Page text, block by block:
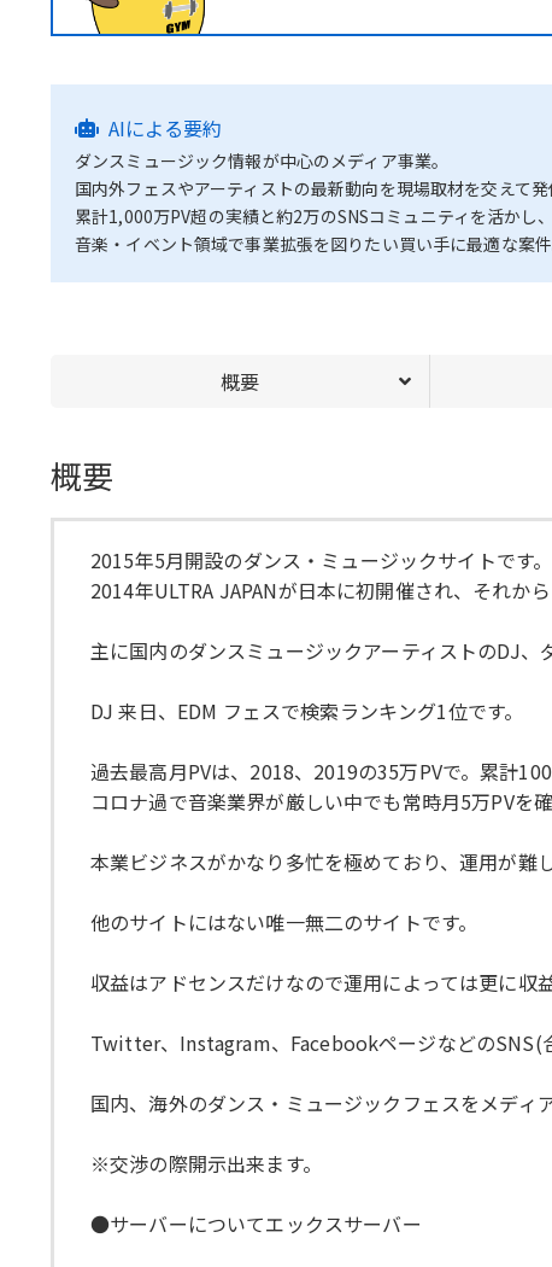
AIによる要約
ダンスミュージック情報が中心のメディア事業。
国内外フェスやアーティストの最新動向を現場取材を交えて
累計1,000万PV超の実績と約2万のSNSコミュニティを活かし
音楽・イベント領域で事業拡張を図りたい買い手に最適な案件
概要
概要
2015年5月開設のダンス・ミュージックサイトです。
2014年ULTRA JAPANが日本に初開催され、それか
主に国内のダンスミュージックアーティストのDJ、
DJ 来日、EDM フェスで検索ランキング1位です。
過去最高月PVは、2018、2019の35万PVで。累計
コロナ過で音楽業界が厳しい中でも常時月5万PVを
本業ビジネスがかなり多忙を極めており、運用が難
他のサイトにはない唯一無二のサイトです。
収益はアドセンスだけなので運用によっては更に収
Twitter、Instagram、FacebookページなどのSNS(
国内、海外のダンス・ミュージックフェスをメディ
※交渉の際開示出来ます。
●サーバーについてエックスサーバー